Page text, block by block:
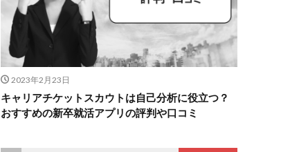
2023年2月23日
キャリアチケットスカウトは自己分析に役立つ？
おすすめの新卒就活アプリの評判や口コミ